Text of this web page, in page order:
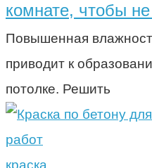
комнате, чтобы
Повышенная
приводит к
потолке. Решить
краска